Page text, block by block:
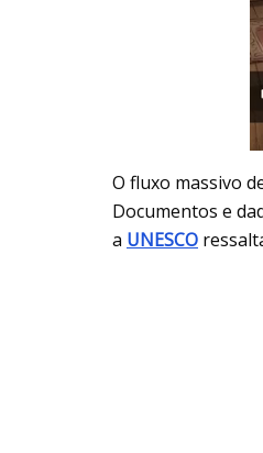
O fluxo massivo
Documentos e
a UNESCO